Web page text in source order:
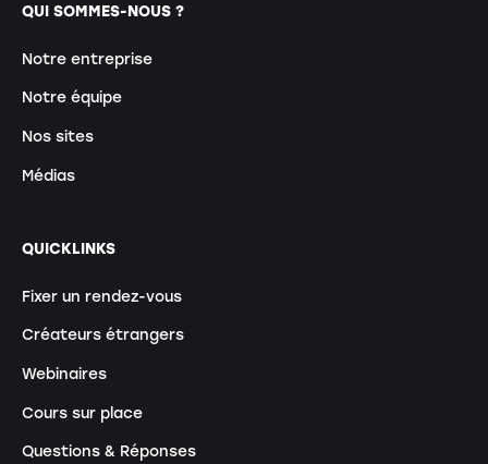
QUI SOMMES-NOUS ?
Notre entreprise
Notre équipe
Nos sites
Médias
QUICKLINKS
Fixer un rendez-vous
Créateurs étrangers
Webinaires
Cours sur place
Questions & Réponses